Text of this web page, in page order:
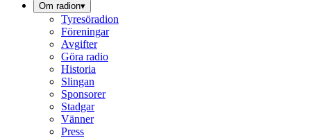
Om radion▾
Tyresöradion
Föreningar
Avgifter
Göra radio
Historia
Slingan
Sponsorer
Stadgar
Vänner
Press